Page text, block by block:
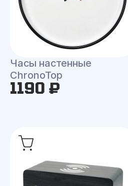
Часы настенные
ChronoTop
1190 ₽